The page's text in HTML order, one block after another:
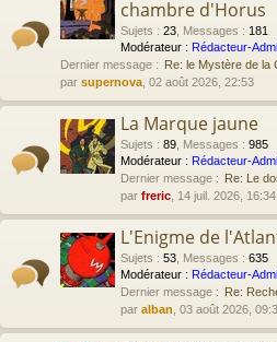
chambre d'Horus
Sujets : 23 Messages : 181
Modérateur : Rédacteur-
Dernier message : Re: le Mystère de la
par supernova , 02 août 2026, 22:53
La Marque jaune
Sujets : 89 Messages : 985
Modérateur : Rédacteur-
Dernier message : Re: Le
par freric , 14 juil. 2026, 16:34
L'Enigme de
Sujets : 53 Messages : 635
Modérateur : Rédacteur-
Dernier message : Re:
par alban , 03 août 2026,